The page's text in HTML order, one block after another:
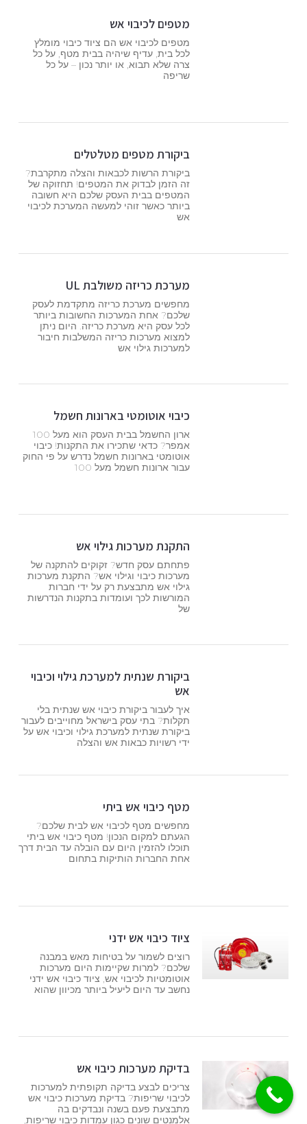
מטפים לכיבוי אש
מטפים לכיבוי אש הם ציוד כיבוי מומלץ
לכל בית, עדיף שיהיה בבית מטף, על כל
צרה שלא תבוא, או יותר נכון – על כל
שריפה
ביקורת מטפים מטלטלים
ביקורת הרשות לכבאות והצלה מתקרבת?
זה הזמן לבדוק את המטפים! תחזוקה של
המטפים בבית העסק שלכם היא חשובה
ביותר כאשר זוהי למעשה המערכת לכיבוי
אש
מערכת כריזה משולבת UL
מחפשים מערכת כריזה מתקדמת לעסק
שלכם? אחת המערכות החשובות ביותר
לכל עסק היא מערכת כריזה. היום ניתן
למצוא מערכות כריזה המשלבות חיבור
למערכות גילוי אש
כיבוי אוטומטי בארונות חשמל
ארון החשמל בבית העסק הוא מעל 100
אמפר? כדאי שתכירו את התקנות! כיבוי
אוטומטי בארונות חשמל נדרש על פי החוק
עבור ארונות חשמל מעל 100
התקנת מערכות גילוי אש
פתחתם עסק חדש? זקוקים להתקנה של
מערכות כיבוי וגילוי אש? התקנת מערכות
גילוי אש מתבצעת רק על ידי חברות
המורשות לכך ועומדות בתקנות הנדרשות
של
ביקורת שנתית למערכת גילוי וכיבוי
אש
איך לעבור ביקורת כיבוי אש שנתית בלי
תקלות? בתי עסק בישראל מחוייבים לעבור
ביקורת שנתית למערכת גילוי וכיבוי אש על
ידי רשויות כבאות אש והצלה
מטף כיבוי אש ביתי
מחפשים מטף לכיבוי אש לבית שלכם?
הגעתם למקום הנכון! מטף כיבוי אש ביתי
תוכלו להזמין היום עם הובלה עד הבית דרך
אחת החברות הותיקות בתחום
ציוד כיבוי אש ידני
רוצים לשמור על בטיחות מאש במבנה
שלכם? למרות שקיימות היום מערכות
אוטומטיות לכיבוי אש, ציוד כיבוי אש ידני
נחשב עד היום ליעיל ביותר מכיוון שהוא
בדיקת מערכות כיבוי אש
צריכים לבצע בדיקה תקופתית למערכות
לכיבוי שריפות? בדיקת מערכות כיבוי אש
מתבצעת פעם בשנה ונבדקים בה
אלמנטים שונים כגון עמדות כיבוי שריפות,